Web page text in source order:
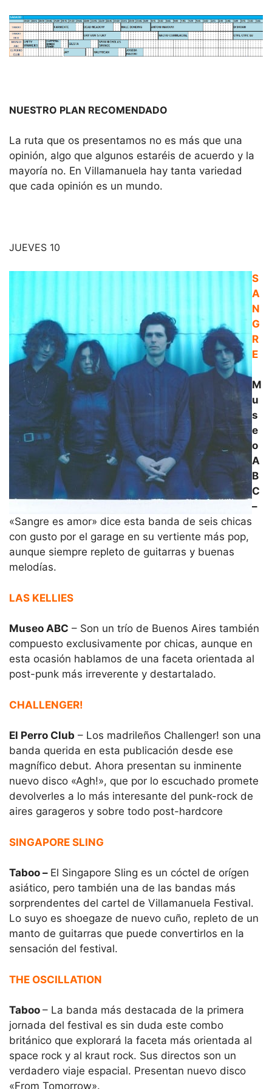
NUESTRO PLAN RECOMENDADO
La ruta que os presentamos no es más que una
opinión, algo que algunos estaréis de acuerdo y la
mayoría no. En Villamanuela hay tanta variedad
que cada opinión es un mundo.
JUEVES 10
S
A
N
G
R
E
M
u
s
e
o
A
B
C
–
«Sangre es amor» dice esta banda de seis chicas
con gusto por el garage en su vertiente más pop,
aunque siempre repleto de guitarras y buenas
melodías.
LAS KELLIES
Museo ABC – Son un trío de Buenos Aires también
compuesto exclusivamente por chicas, aunque en
esta ocasión hablamos de una faceta orientada al
post-punk más irreverente y destartalado.
CHALLENGER!
El Perro Club – Los madrileños Challenger! son una
banda querida en esta publicación desde ese
magnífico debut. Ahora presentan su inminente
nuevo disco «Agh!», que por lo escuchado promete
devolverles a lo más interesante del punk-rock de
aires garageros y sobre todo post-hardcore
SINGAPORE SLING
Taboo – El Singapore Sling es un cóctel de orígen
asiático, pero también una de las bandas más
sorprendentes del cartel de Villamanuela Festival.
Lo suyo es shoegaze de nuevo cuño, repleto de un
manto de guitarras que puede convertirlos en la
sensación del festival.
THE OSCILLATION
Taboo – La banda más destacada de la primera
jornada del festival es sin duda este combo
británico que explorará la faceta más orientada al
space rock y al kraut rock. Sus directos son un
verdadero viaje espacial. Presentan nuevo disco
«From Tomorrow».